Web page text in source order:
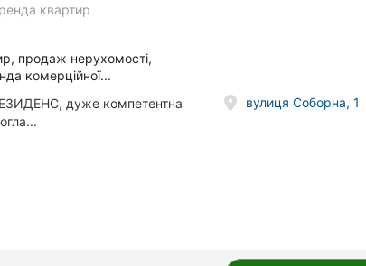
квартир
продаж нерухомості,
комерційної...
дуже компетентна
вулиця Соборна, 1